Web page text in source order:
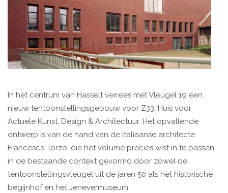
In het centrum van Hasselt verrees met Vleugel 19 een
nieuw tentoonstellingsgebouw voor Z33, Huis voor
Actuele Kunst, Design & Architectuur. Het opvallende
ontwerp is van de hand van de Italiaanse architecte
Francesca Torzo, die het volume precies wist in te passen
in de bestaande context gevormd door zowel de
tentoonstellingsvleugel uit de jaren 50 als het historische
begijnhof en het Jenevermuseum.